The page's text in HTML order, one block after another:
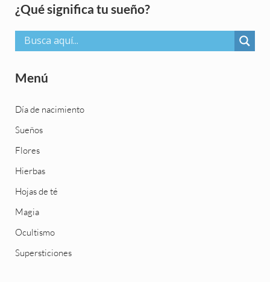
Sidebar
¿Qué significa tu sueño?
Menú
Día de nacimiento
Sueños
Flores
Hierbas
Hojas de té
Magia
Ocultismo
Supersticiones